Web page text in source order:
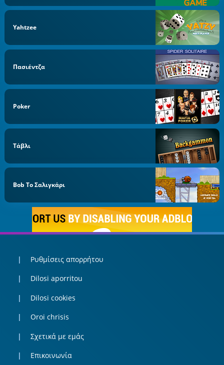
Yahtzee
Πασιέντζα
Poker
Τάβλι
Bob Το Σαλιγκάρι
Ρυθμίσεις απορρήτου
Dilosi aporritou
Dilosi cookies
Oroi chrisis
Σχετικά με εμάς
Επικοινωνία